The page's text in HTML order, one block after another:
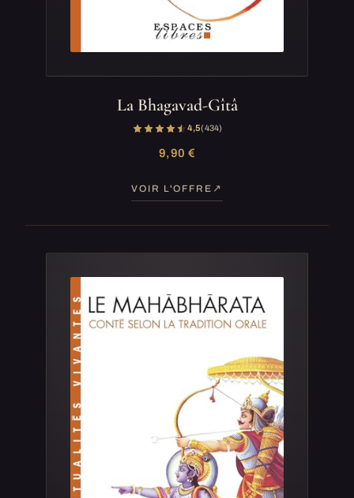
La Bhagavad-Gîtâ
4,5(434)
9,90 €
VOIR L'OFFRE